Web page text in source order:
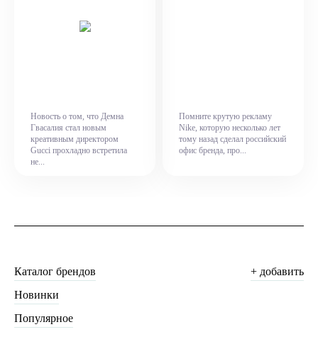
Новость о том, что Демна
Гвасалия стал новым
креативным директором
Gucci прохладно встретила
не...
Помните крутую рекламу
Nike, которую несколько лет
тому назад сделал российский
офис бренда, про...
Каталог брендов
Новинки
Популярное
+ добавить